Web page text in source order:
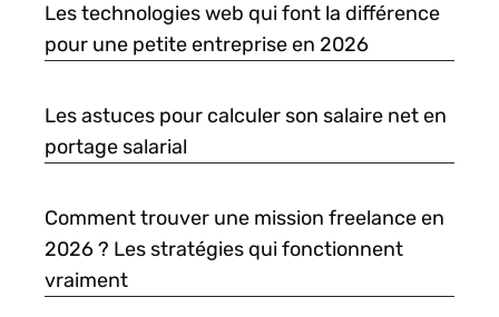
Les technologies web qui font la différence
pour une petite entreprise en 2026
Les astuces pour calculer son salaire net en
portage salarial
Comment trouver une mission freelance en
2026 ? Les stratégies qui fonctionnent
vraiment